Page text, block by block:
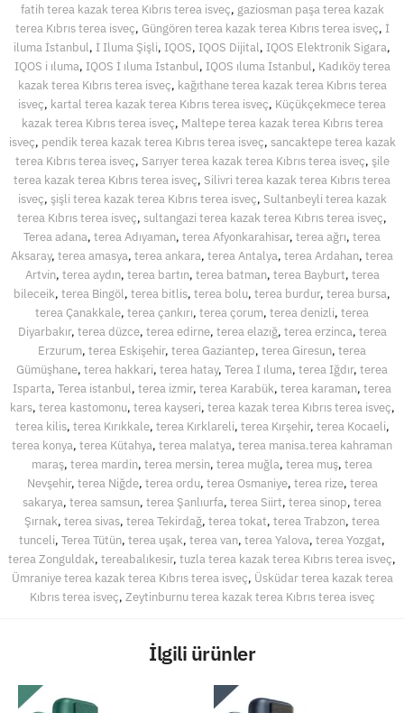
fatih terea kazak terea Kıbrıs terea isveç, gaziosman paşa terea kazak
terea Kıbrıs terea isveç, Güngören terea kazak terea Kıbrıs terea isveç, İ
iluma İstanbul, İ Iluma Şişli, IQOS, IQOS Dijital, IQOS Elektronik Sigara,
IQOS i ıluma, IQOS İ ıluma İstanbul, IQOS ıluma İstanbul, Kadıköy terea
kazak terea Kıbrıs terea isveç, kağıthane terea kazak terea Kıbrıs terea
isveç, kartal terea kazak terea Kıbrıs terea isveç, Küçükçekmece terea
kazak terea Kıbrıs terea isveç, Maltepe terea kazak terea Kıbrıs terea
isveç, pendik terea kazak terea Kıbrıs terea isveç, sancaktepe terea kazak
terea Kıbrıs terea isveç, Sarıyer terea kazak terea Kıbrıs terea isveç, şile
terea kazak terea Kıbrıs terea isveç, Silivri terea kazak terea Kıbrıs terea
isveç, şişli terea kazak terea Kıbrıs terea isveç, Sultanbeyli terea kazak
terea Kıbrıs terea isveç, sultangazi terea kazak terea Kıbrıs terea isveç,
Terea adana, terea Adıyaman, terea Afyonkarahisar, terea ağrı, terea
Aksaray, terea amasya, terea ankara, terea Antalya, terea Ardahan, terea
Artvin, terea aydın, terea bartın, terea batman, terea Bayburt, terea
bileceik, terea Bingöl, terea bitlis, terea bolu, terea burdur, terea bursa,
terea Çanakkale, terea çankırı, terea çorum, terea denizli, terea
Diyarbakır, terea düzce, terea edirne, terea elazığ, terea erzinca, terea
Erzurum, terea Eskişehir, terea Gaziantep, terea Giresun, terea
Gümüşhane, terea hakkari, terea hatay, Terea İ ıluma, terea Iğdır, terea
Isparta, Terea istanbul, terea izmir, terea Karabük, terea karaman, terea
kars, terea kastomonu, terea kayseri, terea kazak terea Kıbrıs terea isveç,
terea kilis, terea Kırıkkale, terea Kırklareli, terea Kırşehir, terea Kocaeli,
terea konya, terea Kütahya, terea malatya, terea manisa.terea kahraman
maraş, terea mardin, terea mersin, terea muğla, terea muş, terea
Nevşehir, terea Niğde, terea ordu, terea Osmaniye, terea rize, terea
sakarya, terea samsun, terea Şanlıurfa, terea Siirt, terea sinop, terea
Şırnak, terea sivas, terea Tekirdağ, terea tokat, terea Trabzon, terea
tunceli, Terea Tütün, terea uşak, terea van, terea Yalova, terea Yozgat,
terea Zonguldak, tereabalıkesir, tuzla terea kazak terea Kıbrıs terea isveç,
Ümraniye terea kazak terea Kıbrıs terea isveç, Üsküdar terea kazak terea
Kıbrıs terea isveç, Zeytinburnu terea kazak terea Kıbrıs terea isveç
İlgili ürünler